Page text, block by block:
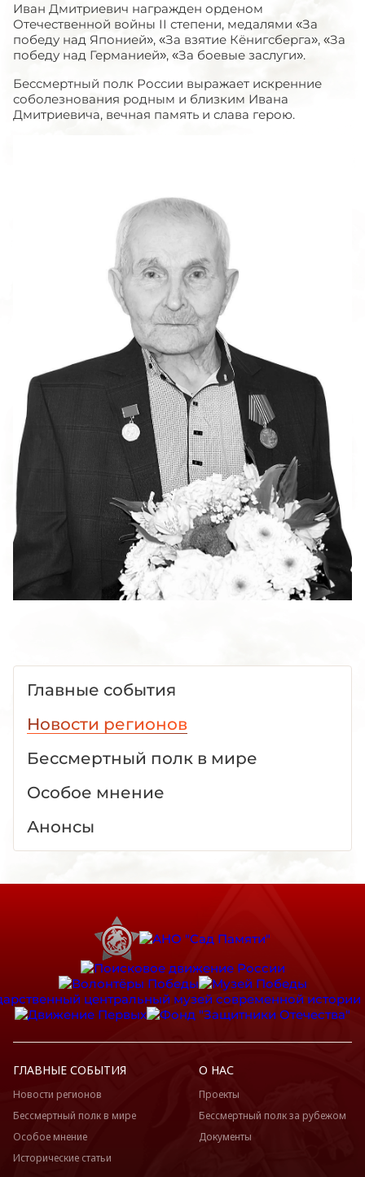
Иван Дмитриевич награжден орденом
Отечественной войны II степени, медалями «За
победу над Японией», «За взятие Кёнигсберга», «За
победу над Германией», «За боевые заслуги».
Бессмертный полк России выражает искренние
соболезнования родным и близким Ивана
Дмитриевича, вечная память и слава герою.
Главные события
Новости регионов
Бессмертный полк в мире
Особое мнение
Анонсы
ГЛАВНЫЕ СОБЫТИЯ
Новости регионов
Бессмертный полк в мире
Особое мнение
Исторические статьи
О НАС
Проекты
Бессмертный полк за рубежом
Документы